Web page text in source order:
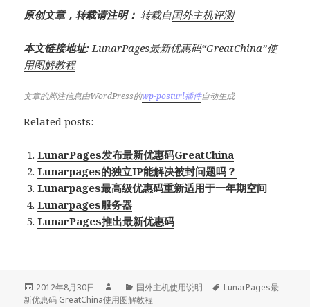
原创文章，转载请注明： 转载自国外主机评测
本文链接地址: LunarPages最新优惠码“GreatChina”使
用图解教程
文章的脚注信息由WordPress的wp-posturl插件自动生成
Related posts:
LunarPages发布最新优惠码GreatChina
Lunarpages的独立IP能解决被封问题吗？
Lunarpages最高级优惠码重新适用于一年期空间
Lunarpages服务器
LunarPages推出最新优惠码
发
布
2012年8月30日
者
分
类
国外主机使用说明
标
LunarPages最
新优惠码 GreatChina使用图解教程